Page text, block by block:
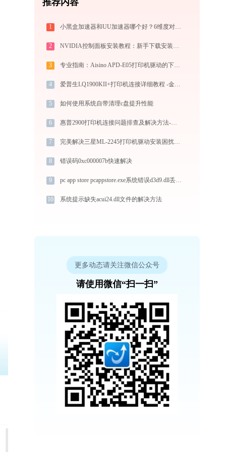
推荐内容
1 小黑盒加速器和UU加速器哪个好？6维度对比指南
2 NVIDIA控制面板安装教程：新手下载安装完整指南
3 专业指南：Aisino APD-E05打印机驱动的下载与安装步骤详解
4 爱普生LQ1900KII+打印机连接详细教程 -金山毒霸
5 如何使用系统自带清理c盘提升性能
6 惠普2900打印机连接问题排查及解决方法-金山毒霸
7 完美解决三星ML-2245打印机驱动安装困扰，全面下载安装教程
8 错误码0xc000007b快速解决
9 pc app store pcappstore.exe系统错误d3d9.dll丢失如何解决
10 系统提示缺失acui24.dll文件的解决方法
更多动态请关注微信公众号
请使用微信“扫一扫”